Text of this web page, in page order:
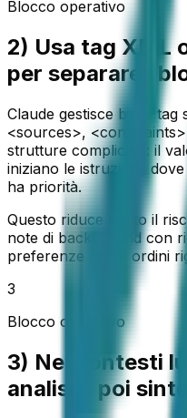
Blocco operativo
2) Usa tag XML
per separare i
Claude gestisce bene
<sources>,
strutture complicate: il
iniziano le istruzioni,
ha priorità.
Questo riduce molto il
note di background con
preferenze come ordini
3
Blocco operativo
3) Nei contesti
analisi e poi